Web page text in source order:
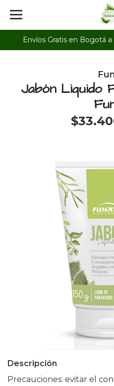
Envíos Gratis en Bogotá
Jabón Liquido
Descripción
Precauciones: evitar el